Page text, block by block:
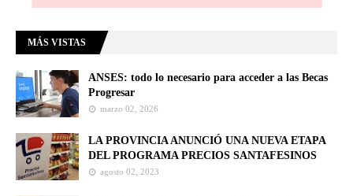
MÁS VISTAS
ANSES: todo lo necesario para acceder a las Becas
Progresar
marzo 02, 2026
LA PROVINCIA ANUNCIÓ UNA NUEVA ETAPA
DEL PROGRAMA PRECIOS SANTAFESINOS
agosto 02, 2023